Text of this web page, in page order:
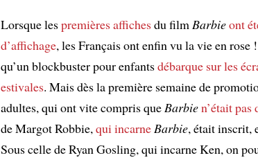
Lorsque lespremières affichesdu film Barbieont
d’affichage, les Français ont enfin vu la vie en rose
qu’un blockbuster pour enfantsdébarque sur les
estivales. Mais dès la première semaine de
adultes, qui ont vite compris que Barbien’était pas
de Margot Robbie, qui incarne Barbie, était inscrit,
Sous celle de Ryan Gosling, qui incarne Ken, on